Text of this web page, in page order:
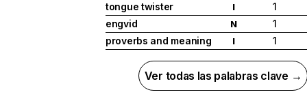
tongue twister
I
1
engvid
N
1
proverbs and meaning
I 1
Ver todas las palabras clave →